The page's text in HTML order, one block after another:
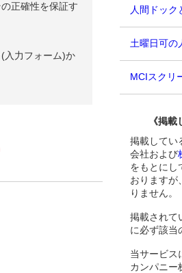
正確性を保証す
入力フォーム)か
人間ドック
土曜日可の
MCIスクリ
《掲
掲載してい
会社および
をもとにし
おりますが
りません。
掲載されて
に必ず該当
当サービス
カンパニー